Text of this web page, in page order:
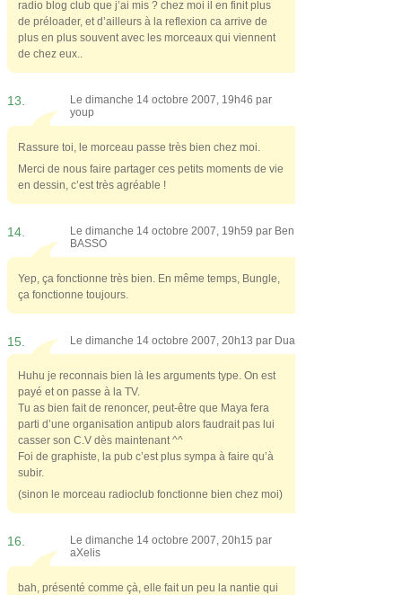
radio blog club que j’ai mis ? chez moi il en finit plus
de préloader, et d’ailleurs à la reflexion ca arrive de
plus en plus souvent avec les morceaux qui viennent
de chez eux..
13.
Le dimanche 14 octobre 2007, 19h46 par
youp
Rassure toi, le morceau passe très bien chez moi.
Merci de nous faire partager ces petits moments de vie
en dessin, c’est très agréable !
14. Le dimanche 14 octobre 2007, 19h59 par Ben
BASSO
Yep, ça fonctionne très bien. En même temps, Bungle,
ça fonctionne toujours.
15. Le dimanche 14 octobre 2007, 20h13 par Dua
Huhu je reconnais bien là les arguments type. On est
payé et on passe à la TV.
Tu as bien fait de renoncer, peut-être que Maya fera
parti d’une organisation antipub alors faudrait pas lui
casser son C.V dès maintenant ^^
Foi de graphiste, la pub c’est plus sympa à faire qu’à
subir.
(sinon le morceau radioclub fonctionne bien chez moi)
16.
Le dimanche 14 octobre 2007, 20h15 par
aXelis
bah, présenté comme çà, elle fait un peu la nantie qui